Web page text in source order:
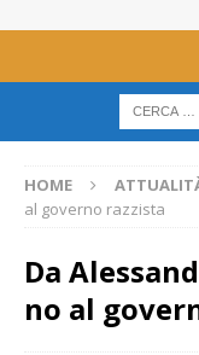
HOME
al governo razzista
Da
no al